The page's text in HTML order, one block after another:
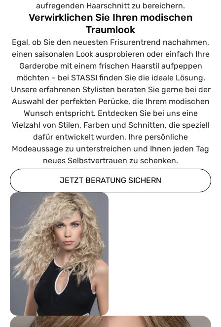
aufregenden Haarschnitt zu bereichern.
Verwirklichen Sie Ihren modischen
Traumlook
Egal, ob Sie den neuesten Frisurentrend nachahmen,
einen saisonalen Look ausprobieren oder einfach Ihre
Garderobe mit einem frischen Haarstil aufpeppen
möchten – bei STASSI finden Sie die ideale Lösung.
Unsere erfahrenen Stylisten beraten Sie gerne bei der
Auswahl der perfekten Perücke, die Ihrem modischen
Wunsch entspricht. Entdecken Sie bei uns eine
Vielzahl von Stilen, Farben und Schnitten, die speziell
dafür entwickelt wurden, Ihre persönliche
Modeaussage zu unterstreichen und Ihnen jeden Tag
neues Selbstvertrauen zu schenken.
JETZT BERATUNG SICHERN